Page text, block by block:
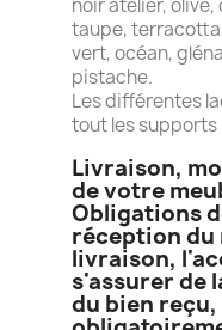
noir atelier,
taupe,
vert, océan,
pistache.
Les différentes
tout les supports
Livraison,
de votre
Obligations
réception du
livraison,
s'assurer de
du bien